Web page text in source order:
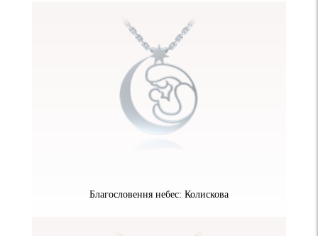
Благословення небес: Колискова